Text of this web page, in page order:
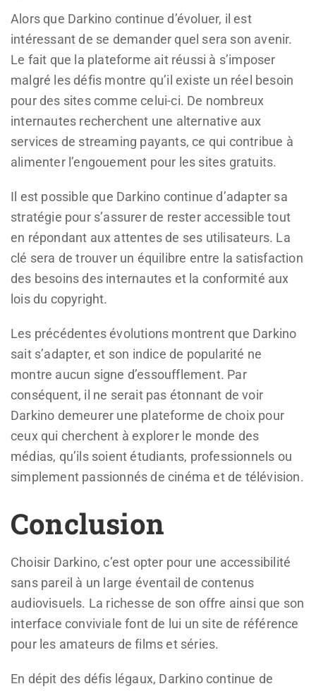
Alors que Darkino continue d’évoluer, il est
intéressant de se demander quel sera son avenir.
Le fait que la plateforme ait réussi à s’imposer
malgré les défis montre qu’il existe un réel besoin
pour des sites comme celui-ci. De nombreux
internautes recherchent une alternative aux
services de streaming payants, ce qui contribue à
alimenter l’engouement pour les sites gratuits.
Il est possible que Darkino continue d’adapter sa
stratégie pour s’assurer de rester accessible tout
en répondant aux attentes de ses utilisateurs. La
clé sera de trouver un équilibre entre la satisfaction
des besoins des internautes et la conformité aux
lois du copyright.
Les précédentes évolutions montrent que Darkino
sait s’adapter, et son indice de popularité ne
montre aucun signe d’essoufflement. Par
conséquent, il ne serait pas étonnant de voir
Darkino demeurer une plateforme de choix pour
ceux qui cherchent à explorer le monde des
médias, qu’ils soient étudiants, professionnels ou
simplement passionnés de cinéma et de télévision.
Conclusion
Choisir Darkino, c’est opter pour une accessibilité
sans pareil à un large éventail de contenus
audiovisuels. La richesse de son offre ainsi que son
interface conviviale font de lui un site de référence
pour les amateurs de films et séries.
En dépit des défis légaux, Darkino continue de